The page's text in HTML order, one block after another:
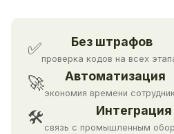
✅ Без штрафов
проверка кодов на всех
🚀 Автоматизация
экономия времени
🛠 Интеграция
связь с промышленным